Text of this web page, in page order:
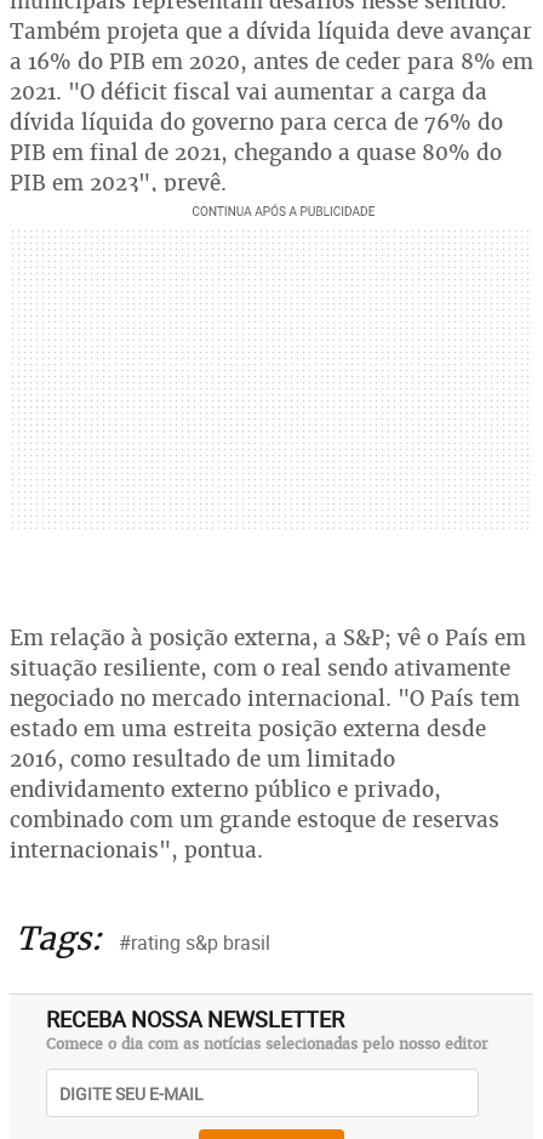
Também projeta que a dívida líquida deve avançar
a 16% do PIB em 2020, antes de ceder para 8% em
2021. "O déficit fiscal vai aumentar a carga da
dívida líquida do governo para cerca de 76% do
PIB em final de 2021, chegando a quase 80% do
PIB em 2023", prevê.
Em relação à posição externa, a S&P; vê o País em
situação resiliente, com o real sendo ativamente
negociado no mercado internacional. "O País tem
estado em uma estreita posição externa desde
2016, como resultado de um limitado
endividamento externo público e privado,
combinado com um grande estoque de reservas
internacionais", pontua.
Tags: #rating s&p brasil
RECEBA NOSSA NEWSLETTER
Comece o dia com as notícias selecionadas pelo nosso editor